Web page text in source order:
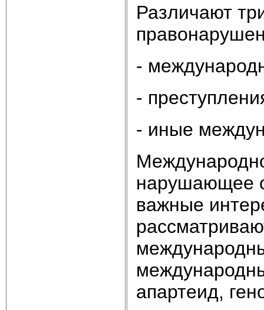
Различают
-
-
- иные
нарушающее
важные
апартеид,